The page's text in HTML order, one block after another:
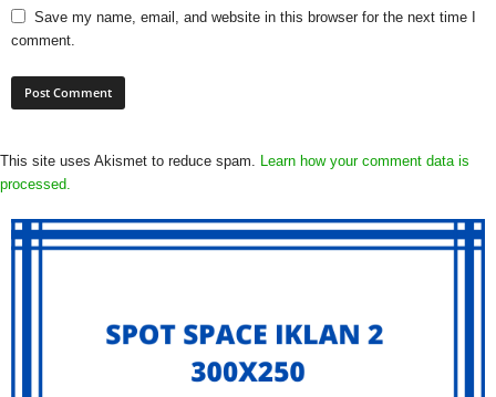
Save my name, email, and website in this browser for the next time I
comment.
This site uses Akismet to reduce spam. Learn how your comment data is
processed.